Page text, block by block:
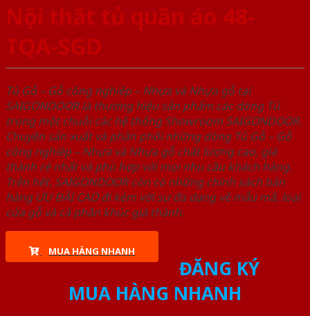
Nội thất tủ quần áo 48-
TQA-SGD
Tủ Gỗ – Gỗ công nghiêp – Nhựa và Nhựa gỗ tại
SAIGONDOOR là thương hiệu sản phẩm các dòng Tủ
trong một chuỗi các hệ thống Showroom SAIGONDOOR.
Chuyên sản xuất và phân phối những dòng Tủ Gỗ – Gỗ
công nghiêp – Nhựa và Nhựa gỗ chất lượng cao, giá
thành rẻ nhất và phù hợp với mọi nhu cầu khách hàng.
Trên hết, SAIGONDOOR còn có những chính sách bán
hàng ƯU ĐÃI CAO đi kèm với sự đa dạng về mẫu mã, loại
cửa gỗ và cả phân khúc giá thành.
MUA HÀNG NHANH
ĐĂNG KÝ
MUA HÀNG NHANH